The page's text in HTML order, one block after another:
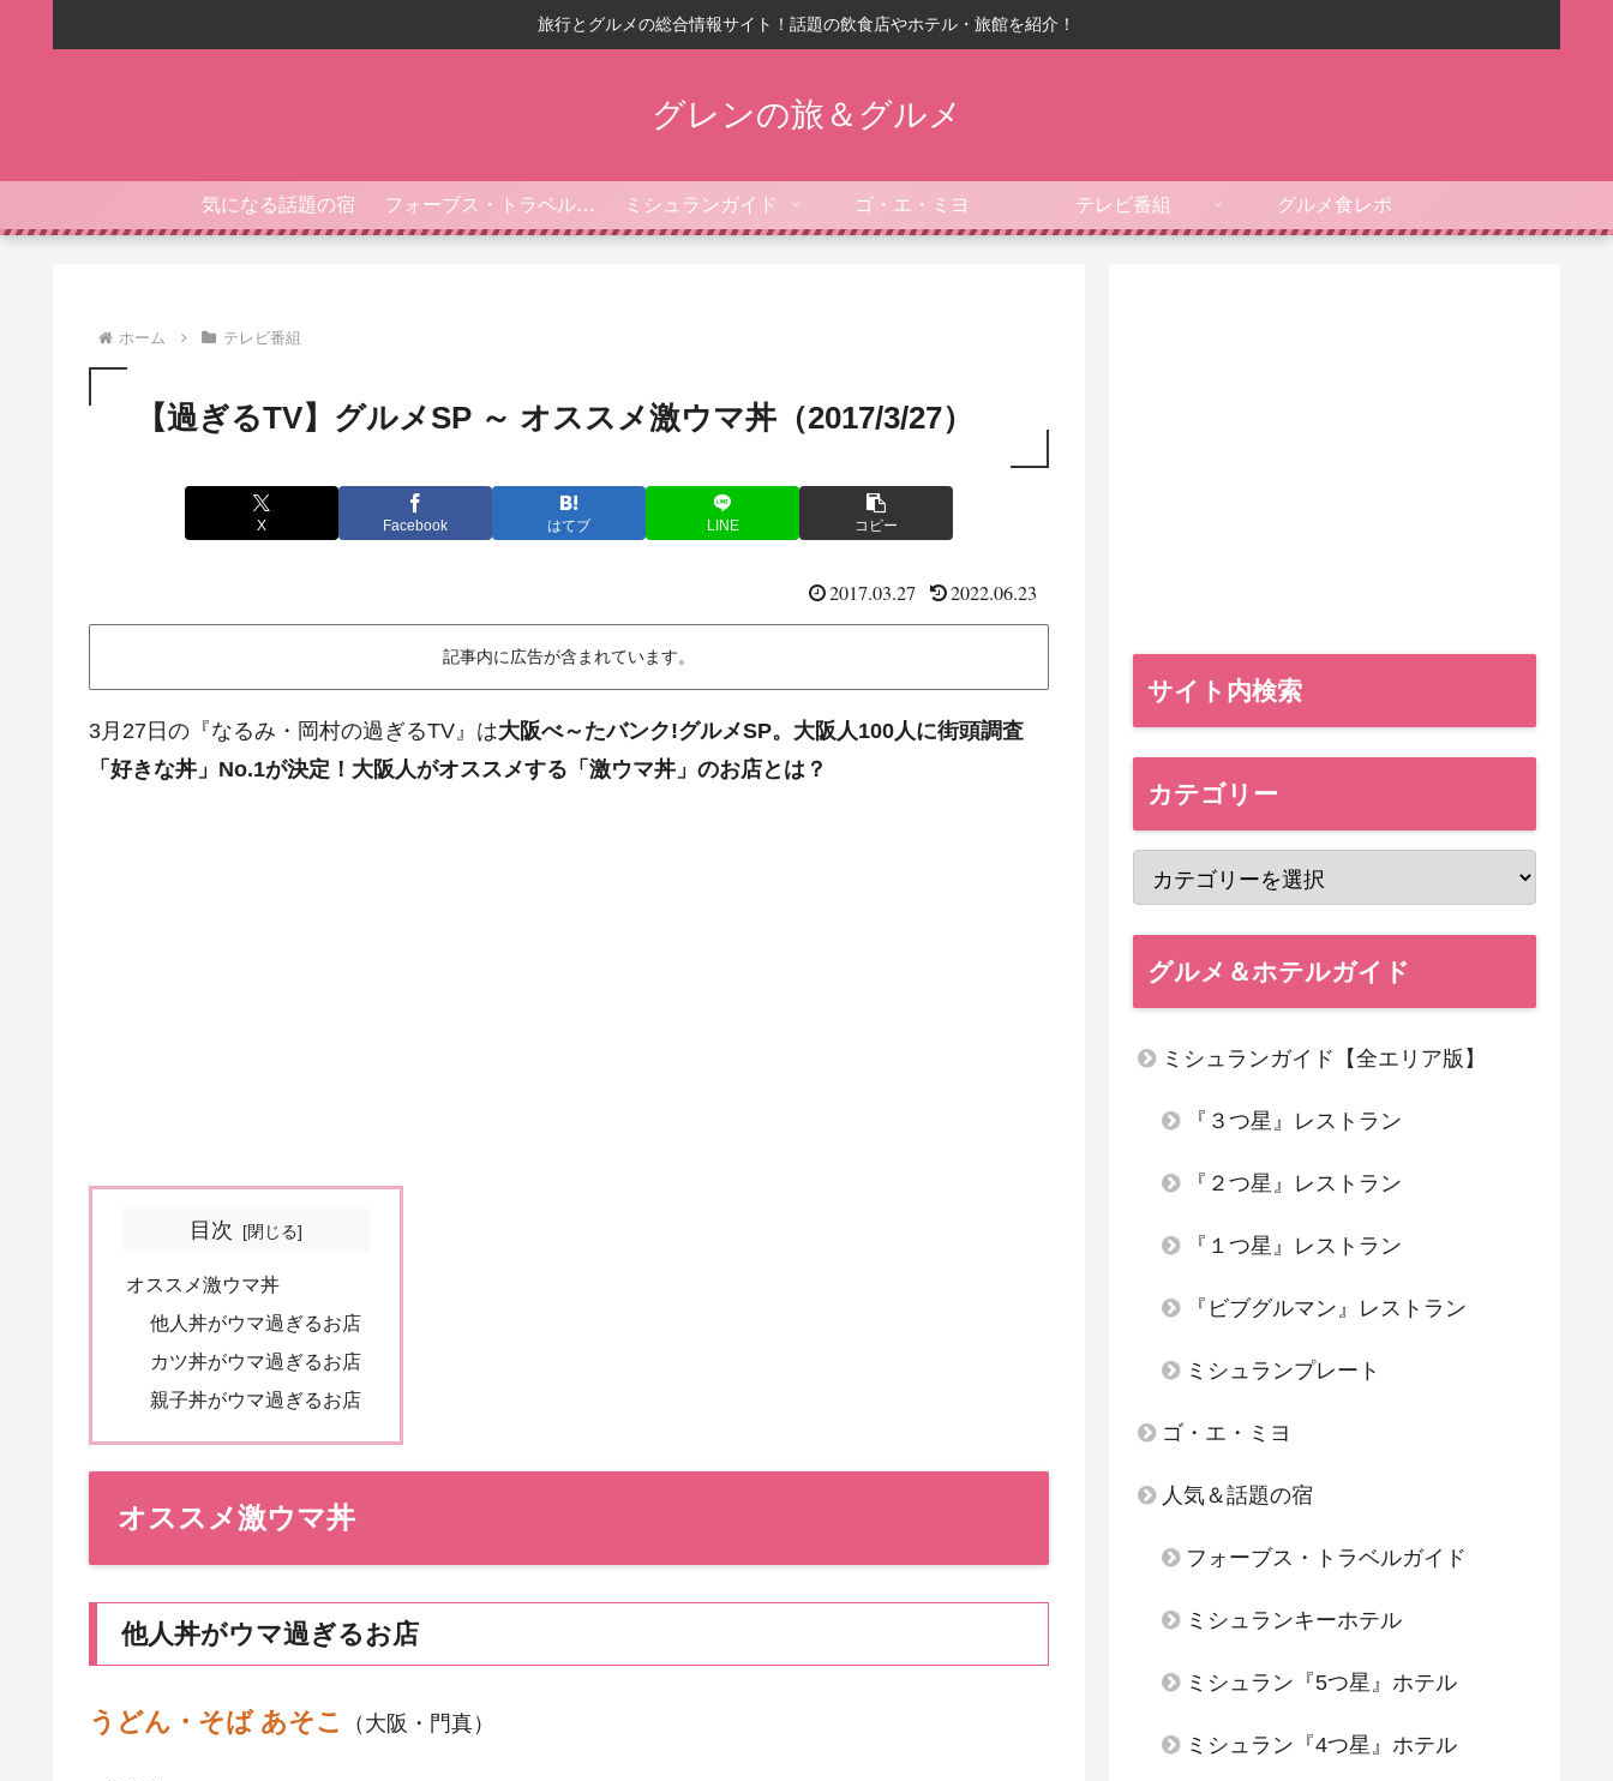
旅行とグルメの総合情報サイト！話題の飲食店やホテル・旅館を紹介！
グレンの旅＆グルメ
気になる話題の宿 フォーブス・トラベルガイド ミシュランガイド ゴ・エ・ミヨ テレビ番組 グルメ食レポ
ホーム テレビ番組
【過ぎるTV】グルメSP ～ オススメ激ウマ丼（2017/3/27）
X Facebook はてブ LINE コピー
2017.03.27 2022.06.23
記事内に広告が含まれています。
3月27日の『なるみ・岡村の過ぎるTV』は大阪べ～たバンク!グルメSP。大阪人100人に街頭調査
「好きな丼」No.1が決定！大阪人がオススメする「激ウマ丼」のお店とは？
目次
オススメ激ウマ丼
他人丼がウマ過ぎるお店
カツ丼がウマ過ぎるお店
親子丼がウマ過ぎるお店
オススメ激ウマ丼
他人丼がウマ過ぎるお店
うどん・そば あそこ （大阪・門真）
サイト内検索
カテゴリー
グルメ＆ホテルガイド
ミシュランガイド【全エリア版】
『３つ星』レストラン
『２つ星』レストラン
『１つ星』レストラン
『ビブグルマン』レストラン
ミシュランプレート
ゴ・エ・ミヨ
人気＆話題の宿
フォーブス・トラベルガイド
ミシュランキーホテル
ミシュラン『5つ星』ホテル
ミシュラン『4つ星』ホテル